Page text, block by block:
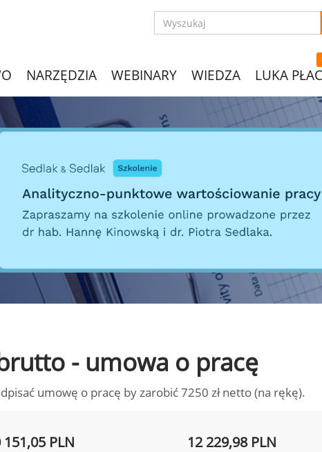
NARZĘDZIA WEBINARY WIEDZA LUKA
- umowa o pracę
umowę o pracę by zarobić 7250 zł netto (na rękę).
151,05 PLN 12 229,98 PLN